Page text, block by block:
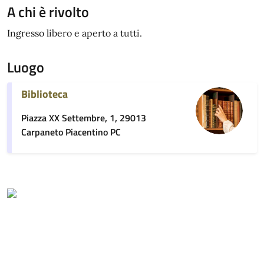
A chi è rivolto
Ingresso libero e aperto a tutti.
Luogo
Biblioteca
Piazza XX Settembre, 1, 29013
Carpaneto Piacentino PC